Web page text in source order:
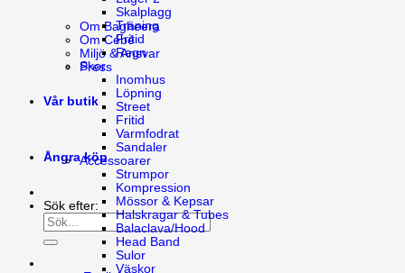
Om Bagheera
Om Cébé
Miljö & Ansvar
Press
Vår butik
Ångra köp
Sök efter:
Skalplagg
Träning
Fritid
Regn
Skor
Inomhus
Löpning
Street
Fritid
Varmfodrat
Sandaler
Accessoarer
Strumpor
Kompression
Mössor & Kepsar
Halskragar & Tubes
Balaclava/Hood
Head Band
Sulor
Väskor